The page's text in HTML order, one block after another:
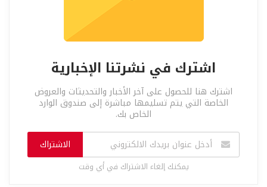
اشترك في نشرتنا الإخبارية
اشترك هنا للحصول على آخر الأخبار والتحديثات والعروض
الخاصة التي يتم تسليمها مباشرة إلى صندوق الوارد
الخاص بك.
الاشتراك
يمكنك إلغاء الاشتراك في أي وقت